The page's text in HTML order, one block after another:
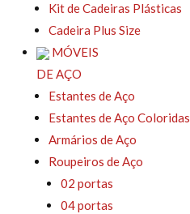
Kit de Cadeiras Plásticas
Cadeira Plus Size
MÓVEIS
DE AÇO
Estantes de Aço
Estantes de Aço Coloridas
Armários de Aço
Roupeiros de Aço
02 portas
04 portas